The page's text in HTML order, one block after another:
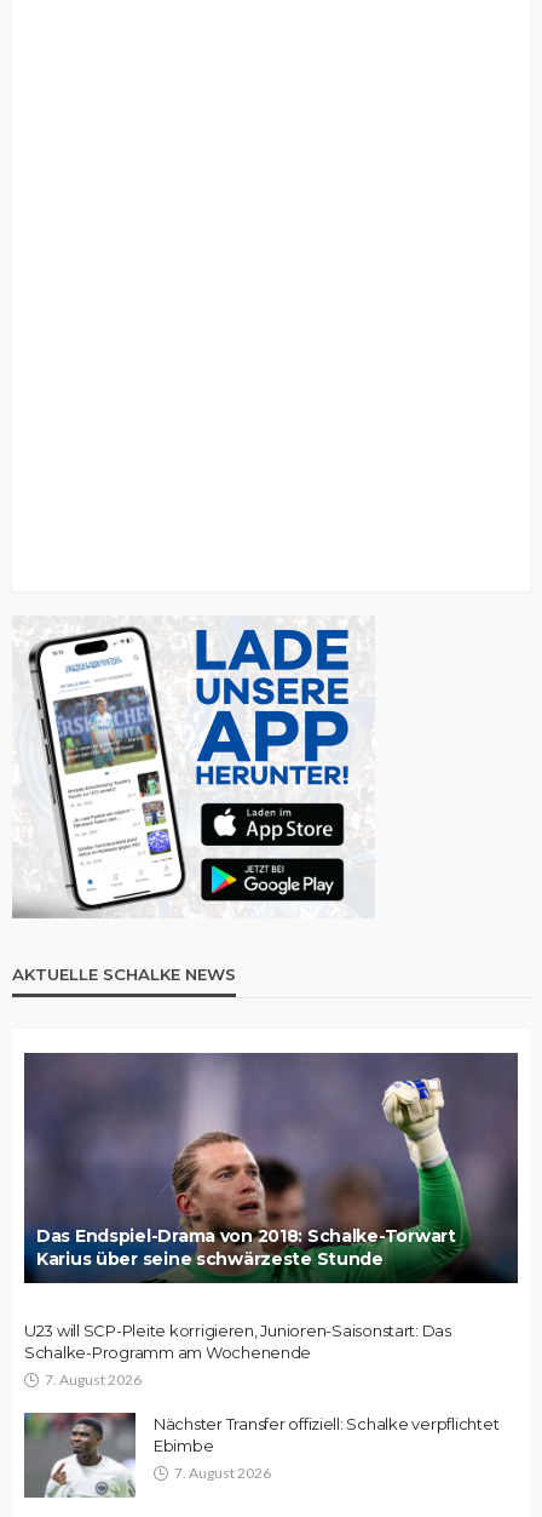
AKTUELLE SCHALKE NEWS
Das Endspiel-Drama von 2018: Schalke-Torwart
Karius über seine schwärzeste Stunde
U23 will SCP-Pleite korrigieren, Junioren-Saisonstart: Das
Schalke-Programm am Wochenende
7. August 2026
Nächster Transfer offiziell: Schalke verpflichtet
Ebimbe
7. August 2026